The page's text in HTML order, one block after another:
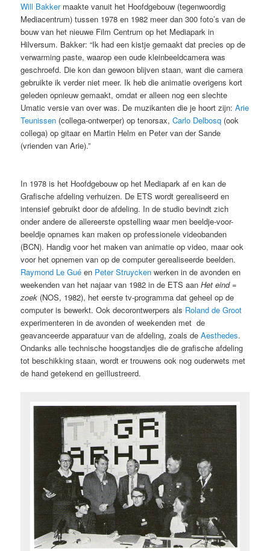
Will Bakkermaakte vanuit het Hoofdgebouw (tegenwoordig
Mediacentrum) tussen 1978 en 1982 meer dan 300 foto’s van de
bouw van het nieuwe Film Centrum op het Mediapark in
Hilversum. Bakker: “Ik had een kistje gemaakt dat precies op de
verwarming paste, waarop een oude kleinbeeldcamera was
geschroefd. Die kon dan gewoon blijven staan, want die camera
gebruikte ik verder niet meer. Ik heb die animatie overigens kort
geleden opnieuw gemaakt, omdat er alleen nog een slechte
Umatic versie van over was. De muzikanten die je hoort zijn:Arie
Teunissen (collega-ontwerper) op tenorsax,Carlo Delbosq (ook
collega) op gitaar en Martin Helm en Peter van der Sande
(vrienden van Arie).”
In 1978 is het Hoofdgebouw op het Mediapark af en kan de
Grafische afdeling verhuizen. De ETS wordt gerealiseerd en
intensief gebruikt door de afdeling. In de studio bevindt zich
onder andere de allereerste opstelling waar men beeldje-voor-
beeldje opnames kan maken op professionele videobanden
(BCN). Handig voor het maken van animatie op video, maar ook
voor het opnemen van op de computer gerealiseerde beelden.
Raymond Le Gué en Peter Struyckenwerken in de avonden en
weekenden van het najaar van 1982 in de ETS aanHet eind =
zoek (NOS, 1982), het eerste tv-programma dat geheel op de
computer is bewerkt. Ook decorontwerpers als Roland de Groot
experimenteren in de avonden of weekenden met de
geavanceerde apparatuur van de afdeling, zoals deAesthedes.
Ondanks alle technische hoogstandjes die de grafische afdeling
tot beschikking staan, wordt er trouwens ook nog ouderwets met
de hand getekend en geïllustreerd.